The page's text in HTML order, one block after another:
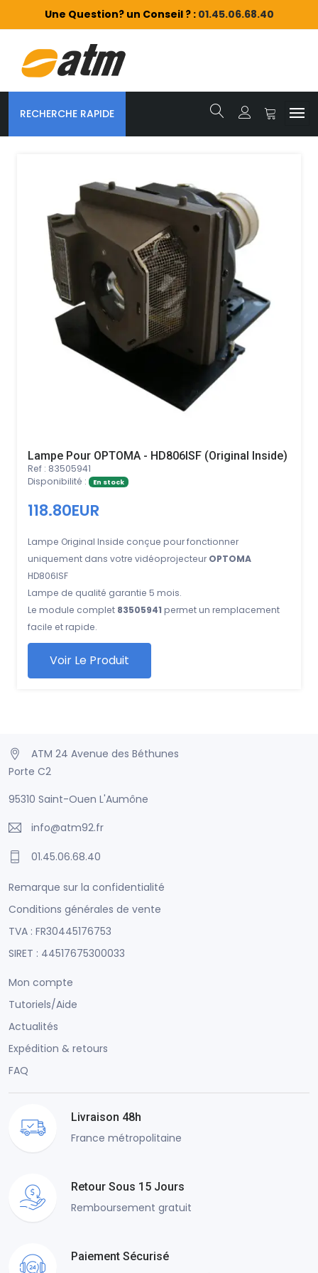
Une Question? un Conseil ? : 01.45.06.68.40
RECHERCHE RAPIDE
Lampe Pour OPTOMA - HD806ISF (Original Inside)
Ref : 83505941
Disponibilité :
En stock
118.80EUR
Lampe Original Inside conçue pour fonctionner
uniquement dans votre vidéoprojecteur OPTOMA
HD806ISF
Lampe de qualité garantie 5 mois.
Le module complet 83505941 permet un remplacement
facile et rapide.
Voir Le Produit
ATM 24 Avenue des Béthunes
Porte C2
95310 Saint-Ouen L'Aumône
info@atm92.fr
01.45.06.68.40
Remarque sur la confidentialité
Conditions générales de vente
TVA : FR30445176753
SIRET : 44517675300033
Mon compte
Tutoriels/Aide
Actualités
Expédition & retours
FAQ
Livraison 48h
France métropolitaine
Retour Sous 15 Jours
Remboursement gratuit
Paiement Sécurisé